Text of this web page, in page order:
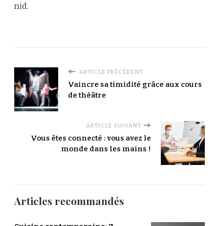
nid.
ARTICLE PRÉCÉDENT
Vaincre sa timidité grâce aux cours
de théâtre
ARTICLE SUIVANT
Vous êtes connecté : vous avez le
monde dans les mains !
Articles recommandés